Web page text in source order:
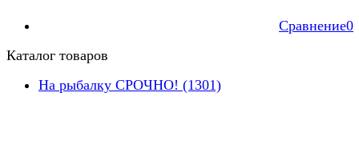
Сравнение0
Каталог товаров
На рыбалку СРОЧНО! (1301)